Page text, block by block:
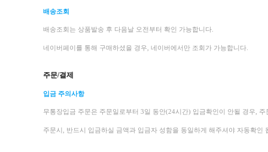
배송조회
배송조회는 상품발송 후 다음날 오전부터 확인 가능합니다.
네이버페이를 통해 구매하셨을 경우, 네이버에서만 조회가 가능합니다.
주문/결제
입금 주의사항
무통장입금 주문은 주문일로부터 3일 동안(24시간) 입금확인이 안될 경우,
주문시, 반드시 입금하실 금액과 입금자 성함을 동일하게 해주셔야 자동확인